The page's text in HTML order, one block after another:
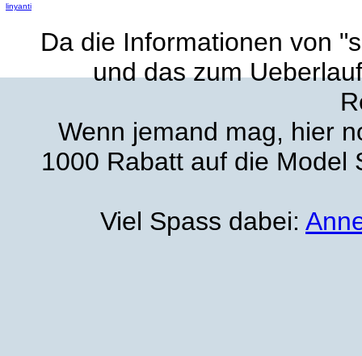
linyanti
Da die Informationen von
und das zum
Wenn jemand mag, hier
1000 Rabatt auf die Model
Viel Spass dabei: